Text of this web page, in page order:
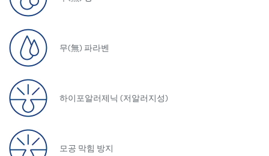
무(無) 파라벤
하이포알러제닉 (저알러지성)
모공 막힘 방지